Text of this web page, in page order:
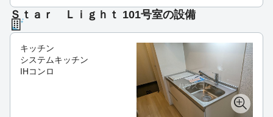
Ｓｔａｒ Ｌｉｇｈｔ 101号室の設備
キッチン
システムキッチン
IHコンロ